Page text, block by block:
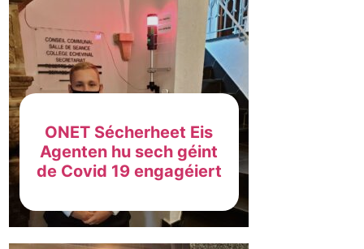
ONET Sécherheet Eis
Agenten hu sech géint
de Covid 19 engagéiert